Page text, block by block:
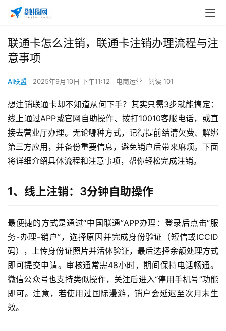
联通卡怎么注销，联通卡注销办理流程与注
意事项
Ai联盟 2025年9月10日 下午11:12 电商运营 阅读 101
想注销联通卡却不知道从何下手？其实只需3步就能搞定：
线上通过APP或官网自助操作、拨打10010客服电话，或直
接去营业厅办理。无论哪种方式，记得提前结清欠费、解绑
第三方应用，并备份重要信息，避免销户后带来麻烦。下面
将详细介绍具体流程和注意事项，帮你轻松完成注销。
1、线上注销：3分钟自助操作
最便捷的方式是通过“中国联通”APP办理：登录后点击“服
务-办理-销户”，选择原因并完成身份验证（短信或ICCID
码），上传身份证照片并活体验证，最后选择余额处理方式
即可提交申请。审核通常需48小时，期间保持电话畅通。
微信公众号也支持类似操作，关注后进入“停用手机号”功能
即可。注意，若使用过国际漫游，销户会延迟至次月末生
效。